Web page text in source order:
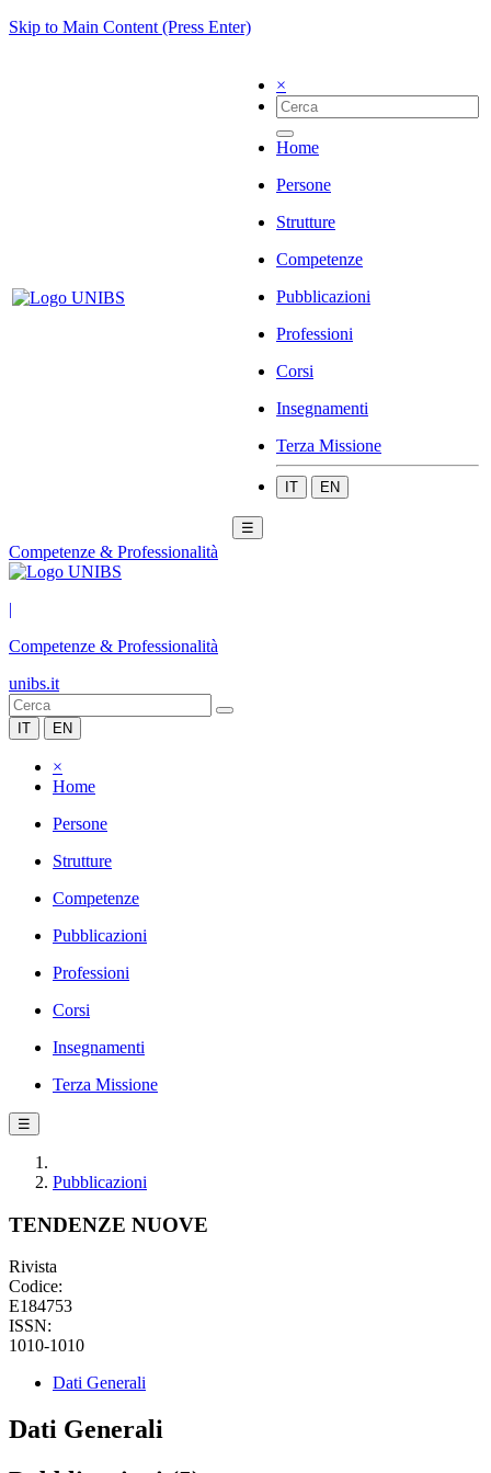
Skip to Main Content (Press Enter)
×
Home
Persone
Strutture
Competenze
Pubblicazioni
Professioni
Corsi
Insegnamenti
Terza Missione
IT EN
☰
Competenze & Professionalità
|
Competenze & Professionalità
unibs.it
IT EN
×
Home
Persone
Strutture
Competenze
Pubblicazioni
Professioni
Corsi
Insegnamenti
Terza Missione
☰
Pubblicazioni
TENDENZE NUOVE
Rivista
Codice:
E184753
ISSN:
1010-1010
Dati Generali
Dati Generali